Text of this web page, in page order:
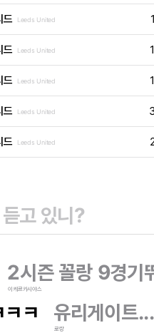
드 Leeds United
드 Leeds United
드 Leeds United
드 Leeds United
드 Leeds United
2시즌 꼴랑 9경기
이케르카시야스
ㅋ 유리게이트...
로랑